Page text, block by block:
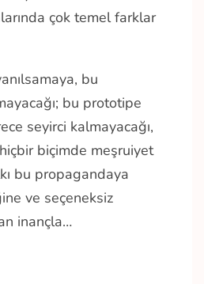
çok temel farklar
bu
bu prototipe
seyirci kalmayacağı,
biçimde meşruiyet
bu propagandaya
ve seçeneksiz
inançla…